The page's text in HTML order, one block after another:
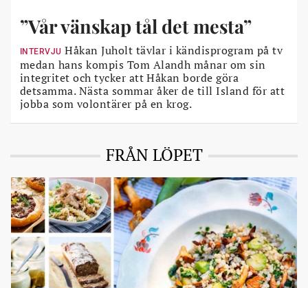
”Vår vänskap tål det mesta”
INTERVJU Håkan Juholt tävlar i kändisprogram på tv
medan hans kompis Tom Alandh månar om sin
integritet och tycker att Håkan borde göra
detsamma. Nästa sommar åker de till Island för att
jobba som volontärer på en krog.
FRÅN LÖPET